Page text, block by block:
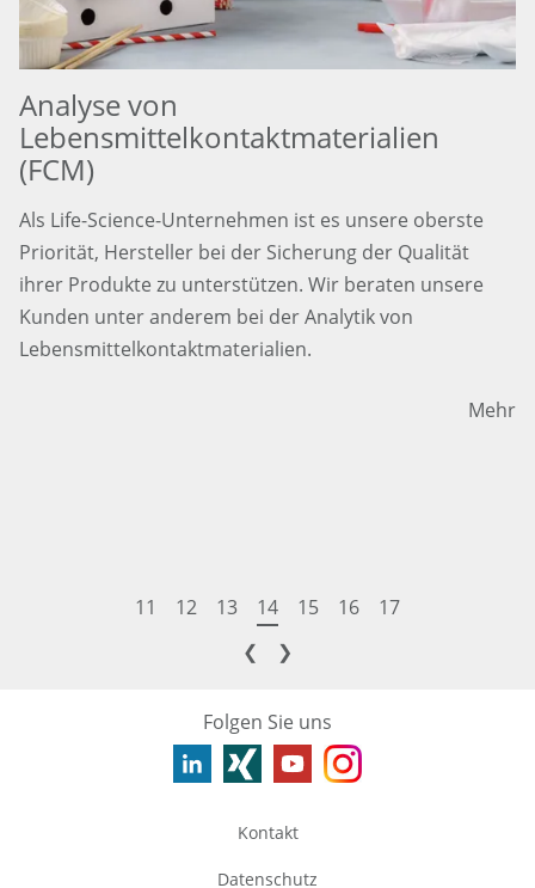
Analyse von
Lebensmittelkontaktmaterialien
(FCM)
Als Life-Science-Unternehmen ist es unsere oberste
Priorität, Hersteller bei der Sicherung der Qualität
ihrer Produkte zu unterstützen. Wir beraten unsere
Kunden unter anderem bei der Analytik von
Lebensmittelkontaktmaterialien.
Mehr
11 12 13 14 15 16
17
❮
❯
Folgen Sie uns
Kontakt
Datenschutz